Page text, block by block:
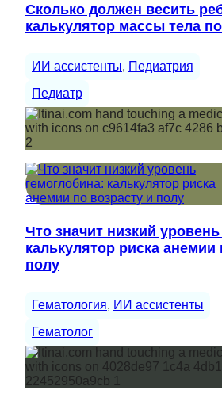
Сколько должен весить
калькулятор массы тела
ИИ ассистенты, Педиатрия
Педиатр
Что значит низкий
калькулятор риска анемии
полу
Гематология, ИИ ассистенты
Гематолог